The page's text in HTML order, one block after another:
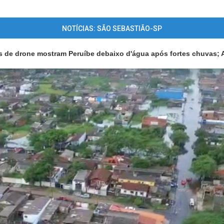
NOTÍCIAS: SÃO SEBASTIÃO-SP
de drone mostram Peruíbe debaixo d'água após fortes chuvas;